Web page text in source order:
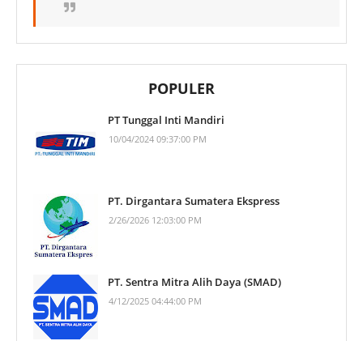
POPULER
PT Tunggal Inti Mandiri
10/04/2024 09:37:00 PM
PT. Dirgantara Sumatera Ekspress
2/26/2026 12:03:00 PM
PT. Sentra Mitra Alih Daya (SMAD)
4/12/2025 04:44:00 PM